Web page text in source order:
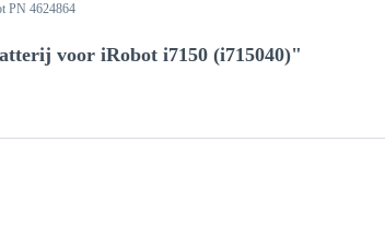
PN 4624864
voor iRobot i7150 (i715040)"